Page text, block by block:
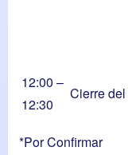
12:00 –
12:30
Cierre
*Por Confirmar